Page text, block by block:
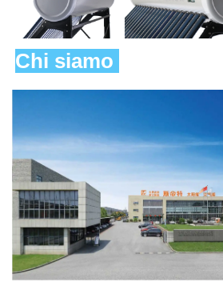
Chi siamo